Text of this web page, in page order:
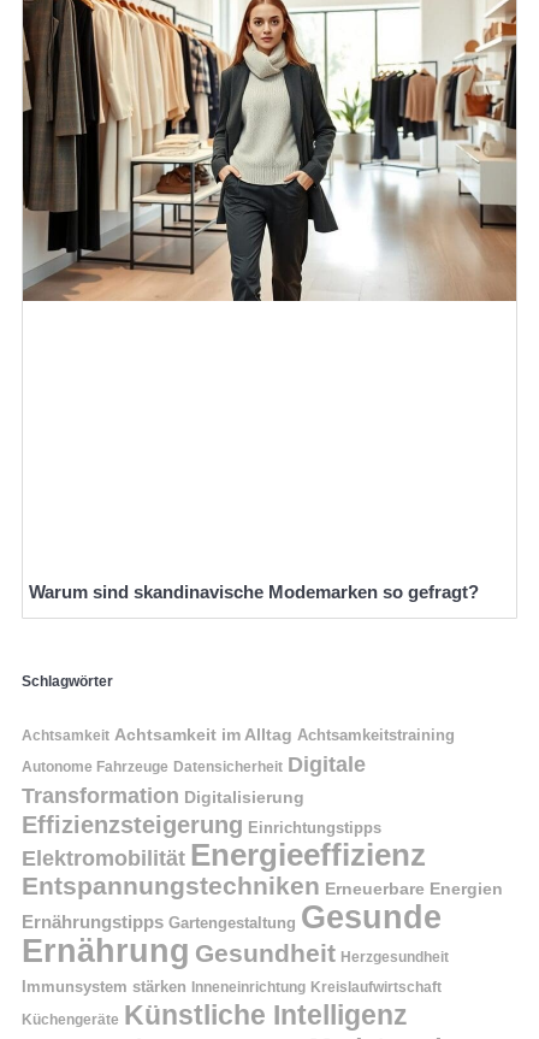
Warum sind skandinavische Modemarken so gefragt?
Schlagwörter
Achtsamkeit Achtsamkeit im Alltag Achtsamkeitstraining
Autonome Fahrzeuge Datensicherheit Digitale
Transformation Digitalisierung
Effizienzsteigerung Einrichtungstipps
Elektromobilität Energieeffizienz
Entspannungstechniken Erneuerbare Energien
Ernährungstipps Gartengestaltung Gesunde
Ernährung Gesundheit Herzgesundheit
Immunsystem stärken Inneneinrichtung Kreislaufwirtschaft
Küchengeräte Künstliche Intelligenz